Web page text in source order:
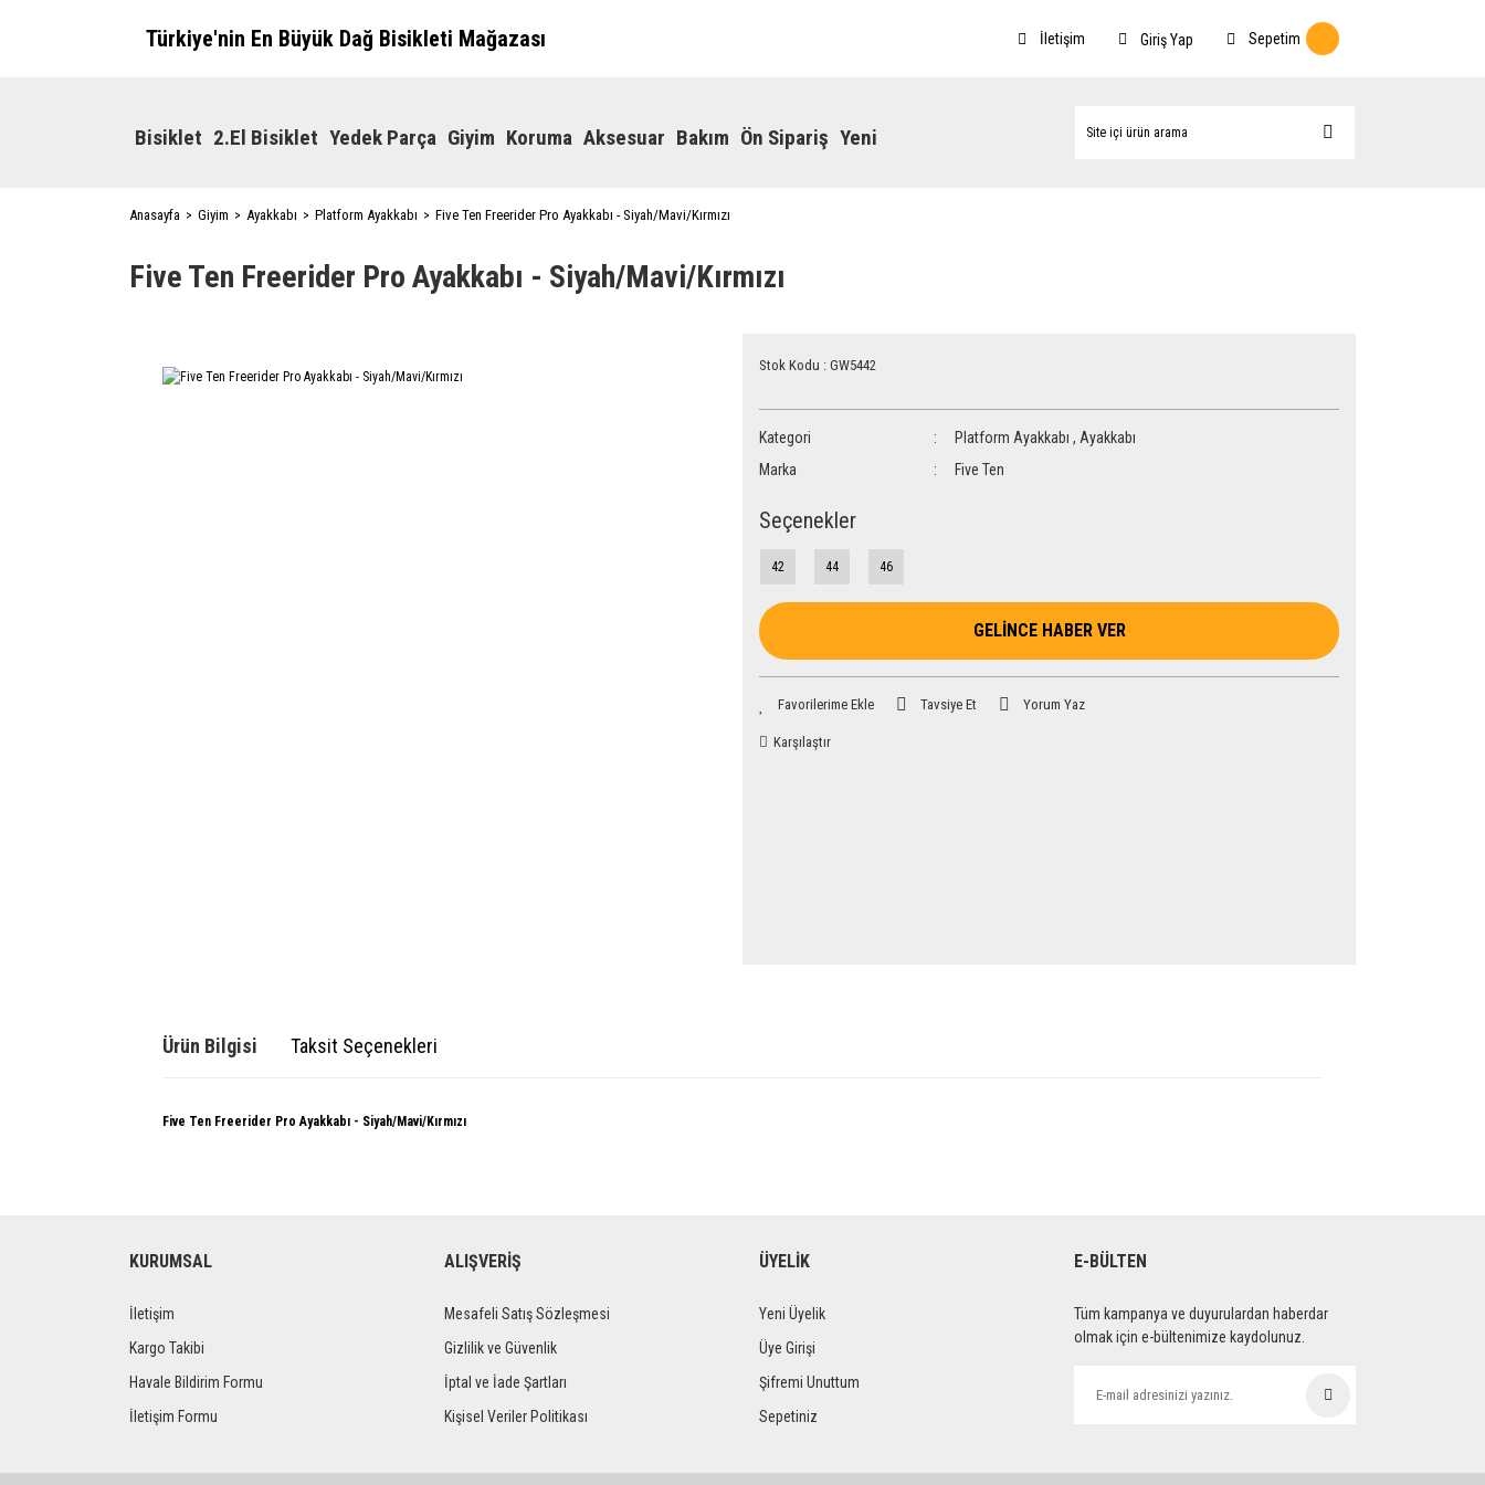
Türkiye'nin En Büyük Dağ Bisikleti Mağazası İletişim Giriş Yap Sepetim
Bisiklet 2.El Bisiklet Yedek Parça Giyim Koruma Aksesuar Bakım Ön Sipariş Yeni
Anasayfa Giyim Ayakkabı Platform Ayakkabı Five Ten Freerider Pro Ayakkabı - Siyah/Mavi/Kırmızı
Five Ten Freerider Pro Ayakkabı - Siyah/Mavi/Kırmızı
Stok Kodu : GW5442
Kategori Platform Ayakkabı , Ayakkabı
Marka
Five Ten
Seçenekler
42 44 46
GELİNCE HABER VER
Tavsiye Et Yorum Yaz
Karşılaştır
Ürün Bilgisi Taksit Seçenekleri
Five Ten Freerider Pro Ayakkabı - Siyah/Mavi/Kırmızı
KURUMSAL
İletişim
Kargo Takibi
Havale Bildirim Formu
İletişim Formu
ALIŞVERİŞ
Mesafeli Satış Sözleşmesi
Gizlilik ve Güvenlik
İptal ve İade Şartları
Kişisel Veriler Politikası
ÜYELİK
Yeni Üyelik
Üye Girişi
Şifremi Unuttum
Sepetiniz
E-BÜLTEN
Tüm kampanya ve duyurulardan haberdar
olmak için e-bültenimize kaydolunuz.